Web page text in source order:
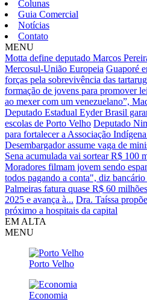
Colunas
Guia Comercial
Notícias
Contato
MENU
Motta define deputado Marcos
Mercosul-União Europeia Guaporé
forças pela sobrevivência das
formação de jovens para promover
ao mexer com um venezuelano”,
Deputado Estadual Eyder Brasil
escolas de Porto Velho Deputado
para fortalecer a Associação
Desembargador assume vaga de
Sena acumulada vai sortear R$ 100
Moradores filmam jovem sendo
todos pagando a conta", diz
Palmeiras fatura quase R$ 60
2025 e avança à... Dra. Taíssa
próximo a hospitais da capital
EM ALTA
MENU
Porto Velho
Economia